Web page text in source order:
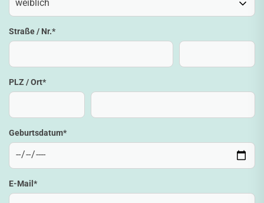
Straße / Nr.*
PLZ / Ort*
Geburtsdatum*
E-Mail *